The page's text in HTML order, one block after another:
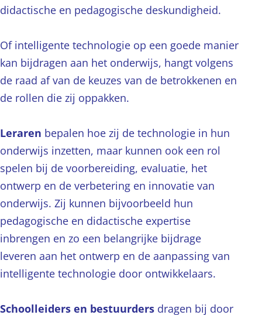
didactische en pedagogische deskundigheid.
Of intelligente technologie op een goede manier
kan bijdragen aan het onderwijs, hangt volgens
de raad af van de keuzes van de betrokkenen en
de rollen die zij oppakken.
Leraren bepalen hoe zij de technologie in hun
onderwijs inzetten, maar kunnen ook een rol
spelen bij de voorbereiding, evaluatie, het
ontwerp en de verbetering en innovatie van
onderwijs. Zij kunnen bijvoorbeeld hun
pedagogische en didactische expertise
inbrengen en zo een belangrijke bijdrage
leveren aan het ontwerp en de aanpassing van
intelligente technologie door ontwikkelaars.
Schoolleiders en bestuurders dragen bij door